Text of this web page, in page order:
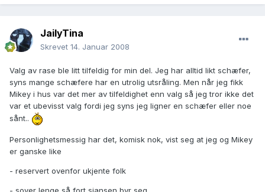
JailyTina
Skrevet 14. Januar 2008
Valg av rase ble litt tilfeldig for min del. Jeg har alltid likt schæfer,
syns mange schæfere har en utrolig utsråling. Men når jeg fikk
Mikey i hus var det mer av tilfeldighet enn valg så jeg tror ikke det
var et ubevisst valg fordi jeg syns jeg ligner en schæfer eller noe
sånt..
Personlighetsmessig har det, komisk nok, vist seg at jeg og Mikey
er ganske like
- reservert ovenfor ukjente folk